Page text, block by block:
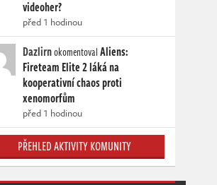
videoher?
před 1 hodinou
DazlirnokomentovalAliens:
Fireteam Elite 2 láká na
kooperativní chaos proti
xenomorfům
před 1 hodinou
PŘEHLED AKTIVITY KOMUNITY